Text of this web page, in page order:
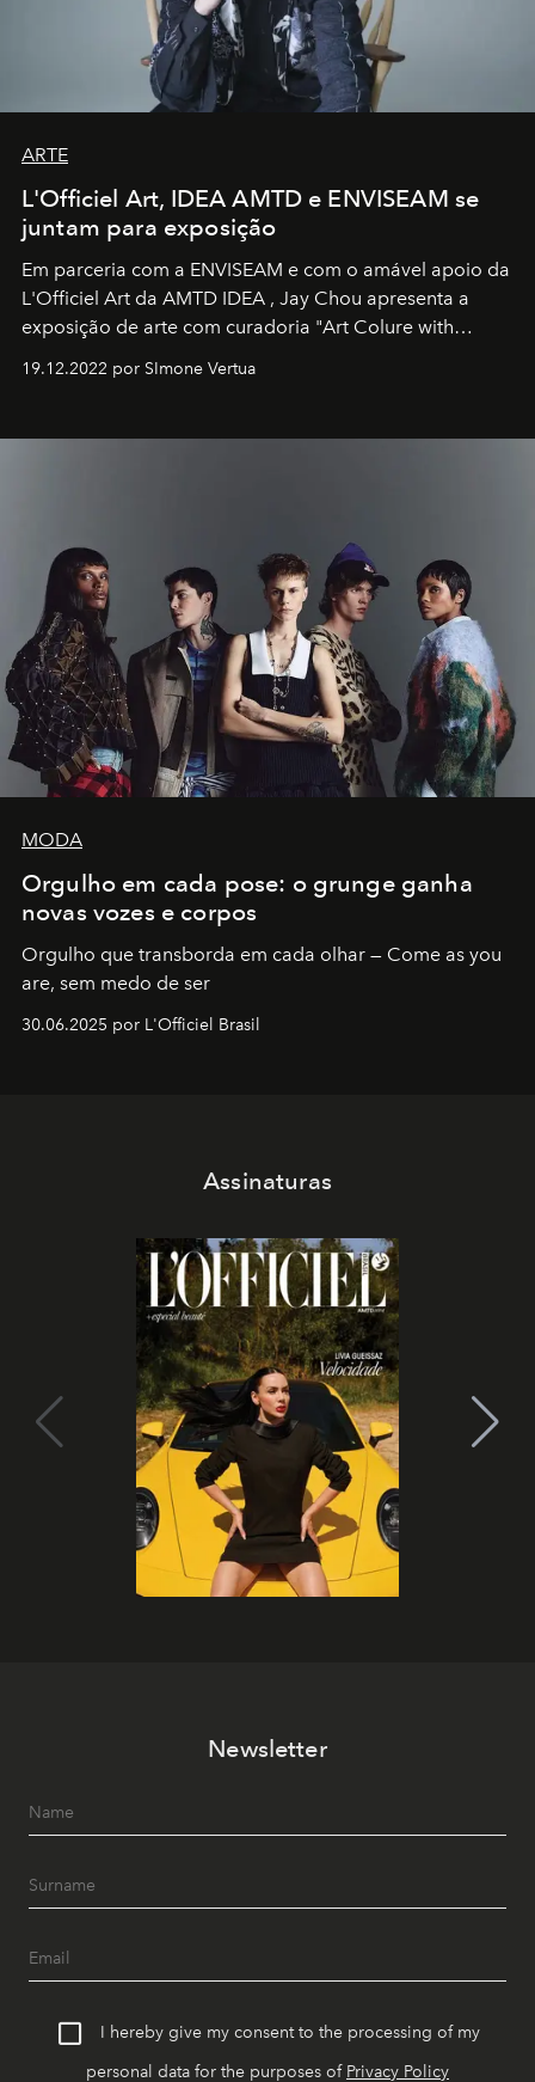
ARTE
L'Officiel Art, IDEA AMTD e ENVISEAM se
juntam para exposição
Em parceria com a ENVISEAM e com o amável apoio da
L'Officiel Art da AMTD IDEA , Jay Chou apresenta a
exposição de arte com curadoria "Art Colure with
19.12.2022 por SImone Vertua
MODA
Orgulho em cada pose: o grunge ganha
novas vozes e corpos
Orgulho que transborda em cada olhar — Come as you
are, sem medo de ser
30.06.2025 por L'Officiel Brasil
Assinaturas
Newsletter
I hereby give my consent to the processing of my
personal data for the purposes of Privacy Policy